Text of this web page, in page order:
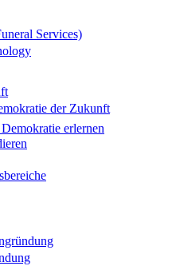
Services)
der Zukunft
erlernen